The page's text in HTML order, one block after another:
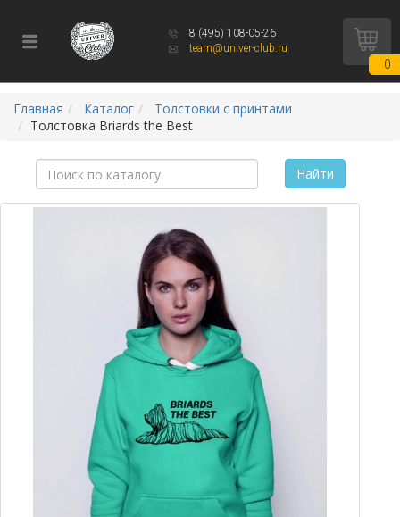
8 (495) 108-05-26
team@univer-club.ru
0
Главная Каталог
Толстовки с принтами
Толстовка Briards the Best
Найти